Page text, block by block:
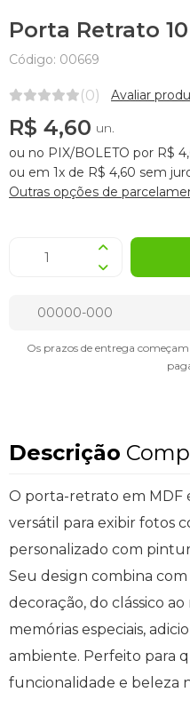
Porta Retrato
Código: 00669
(0) Avaliar
R$ 4,60 un.
ou no PIX/BOLETO por R$
ou em 1x de R$ 4,60 sem
Outras opções de
Os prazos de entrega
Descrição
O porta-retrato em MDF
versátil para exibir fotos
personalizado com
Seu design combina com
decoração, do clássico
memórias especiais,
ambiente. Perfeito para
funcionalidade e beleza